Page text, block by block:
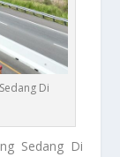
Di
Sedang Di